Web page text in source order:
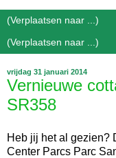
vrijdag 31 januari 2014
Vernieuwe
SR358
Heb jij het al gezien?
Center Parcs Parc